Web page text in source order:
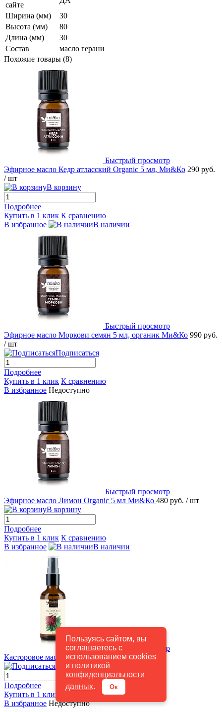
Пользуясь сайтом, вы
соглашаетесь с
использованием cookies
и политикой
конфиденциальности
данных. Ок
сайте
Ширина (мм)
30
Высота (мм)
80
Длина (мм)
30
Состав
масло герани
Похожие товары (8)
Быстрый просмотр
Эфирное масло Кедр атласский Organic 5 мл, Ми&Ко 290 руб.
/ шт
В корзину
Подробнее
Купить в 1 клик К сравнению
В избранное
В наличии
Быстрый просмотр
Эфирное масло Моркови семян 5 мл, органик Ми&Ко 990 руб.
/ шт
Подписаться
Подробнее
Купить в 1 клик К сравнению
В избранное Недоступно
Быстрый просмотр
Эфирное масло Лимон Organic 5 мл Ми&Ко 480 руб. / шт
В корзину
Подробнее
Купить в 1 клик К сравнению
В избранное
В наличии
Быстрый просмотр
Касторовое масло 50 мл Ми&Ко 210 руб./ шт
Подписаться
Подробнее
Купить в 1 клик
К сравнению
В избранное Недоступно